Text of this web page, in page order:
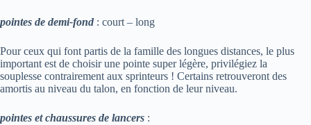
pointes de demi-fond : court – long
Pour ceux qui font partis de la famille des longues distances, le plus
important est de choisir une pointe super légère, privilégiez la
souplesse contrairement aux sprinteurs ! Certains retrouveront des
amortis au niveau du talon, en fonction de leur niveau.
pointes et chaussures de lancers :